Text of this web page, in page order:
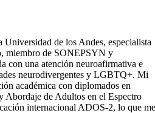
Universidad de los Andes, especialista
miembro de SONEPSYN y
con una atención neuroafirmativa e
neurodivergentes y LGBTQ+. Mi
académica con diplomados en
Abordaje de Adultos en el Espectro
internacional ADOS-2, lo que me